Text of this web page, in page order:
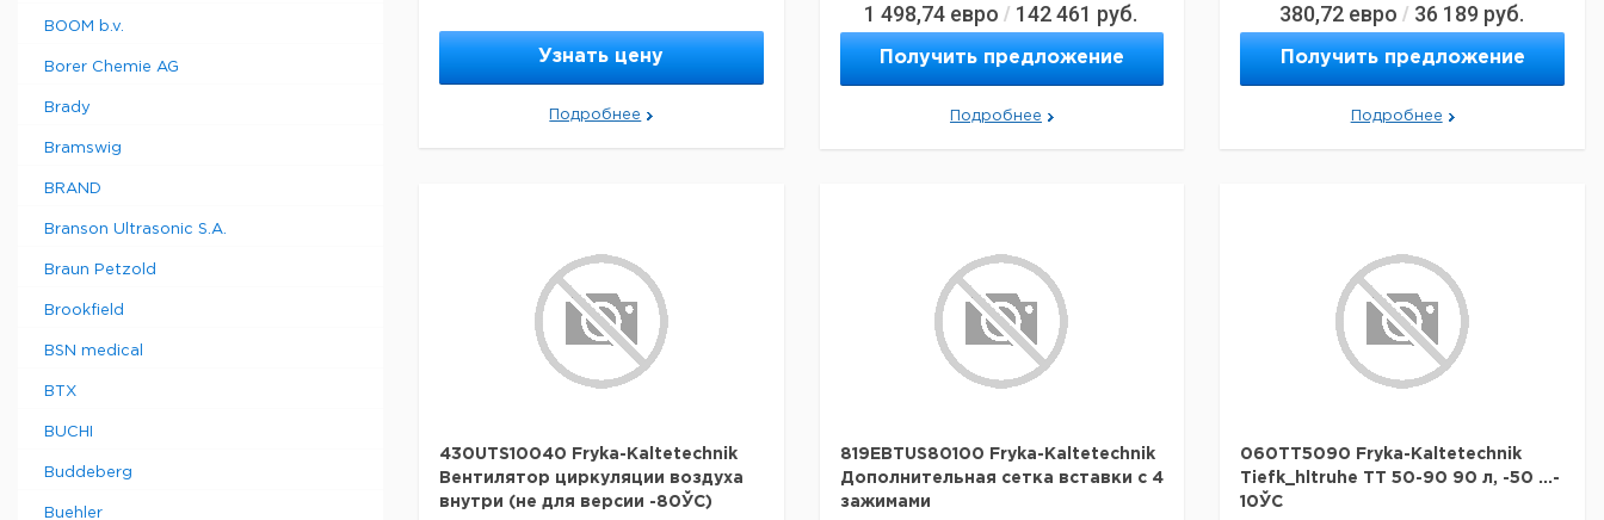
BOOM b.v.
Borer Chemie AG
Brady
Bramswig
BRAND
Branson Ultrasonic S.A.
Braun Petzold
Brookfield
BSN medical
BTX
BUCHI
Buddeberg
Buehler
Узнать цену
Подробнее
1 498,74 евро / 142 461 руб.
Получить предложение
Подробнее
380,72 евро / 36 189 руб.
Получить предложение
Подробнее
430UTS10040 Fryka-Kaltetechnik
Вентилятор циркуляции воздуха
внутри (не для версии -80ЎC)
819EBTUS80100 Fryka-Kaltetechnik
Дополнительная сетка вставки с 4
зажимами
060TT5090 Fryka-Kaltetechnik
Tiefk_hltruhe TT 50-90 90 л, -50 ...-
10ЎC